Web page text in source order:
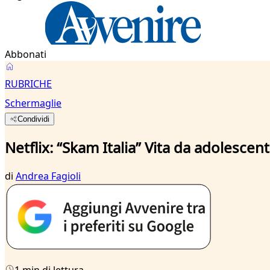
Abbonati
RUBRICHE
Schermaglie
Condividi
Netflix: “Skam Italia” Vita da
di Andrea Fagioli